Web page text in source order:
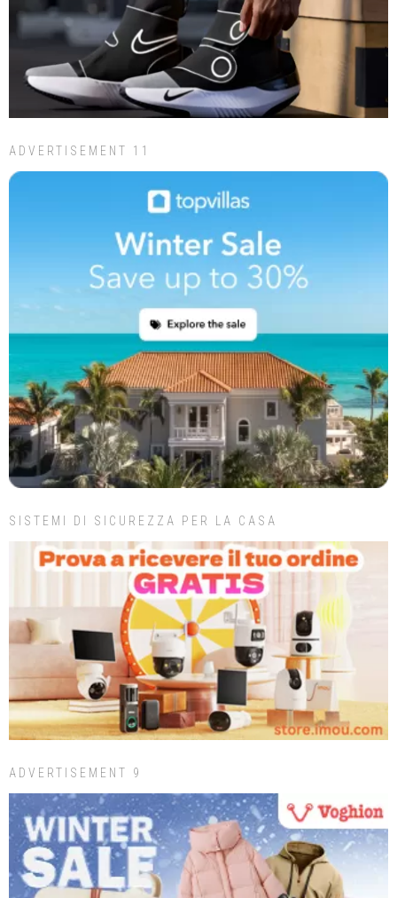
ADVERTISEMENT 11
SISTEMI DI SICUREZZA PER LA CASA
ADVERTISEMENT 9